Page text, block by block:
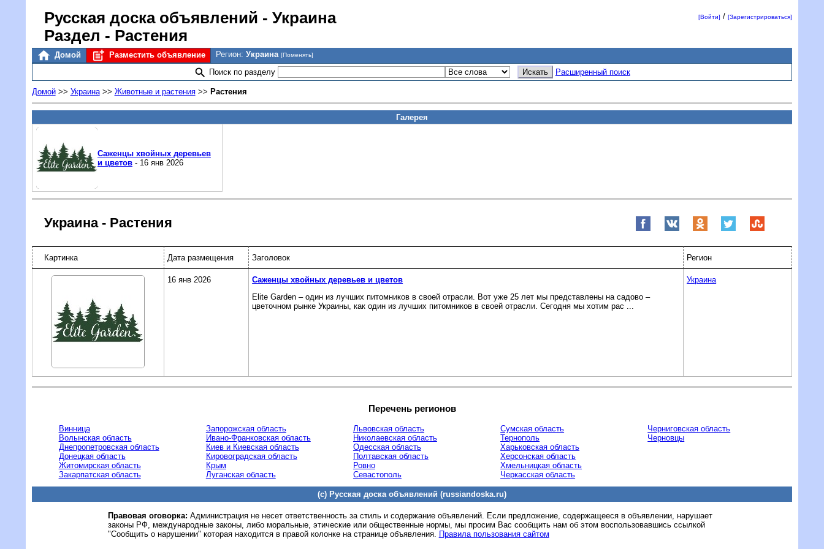
Русская доска объявлений - Украина
Раздел - Растения
[Войти] /[Зарегистрироваться]
Домой Разместить объявление Регион: Украина [Поменять]
Поиск по разделу Расширенный поиск
Домой>> Украина>> Животные и растения>> Растения
Галерея
Саженцы хвойных деревьев
и цветов- 16 янв 2026
Украина - Растения
Картинка Дата размещения Заголовок Регион
16 янв 2026
Саженцы хвойных деревьев и цветов
Elite Garden – один из лучших питомников в своей отрасли. Вот уже 25 лет мы представлены на садово –
цветочном рынке Украины, как один из лучших питомников в своей отрасли. Сегодня мы хотим рас ...
Украина
Перечень регионов
Винница
Волынская область
Днепропетровская область
Донецкая область
Житомирская область
Закарпатская область
Запорожская область
Ивано-Франковская область
Киев и Киевская область
Кировоградская область
Крым
Луганская область
Львовская область
Николаевская область
Одесская область
Полтавская область
Ровно
Севастополь
Сумская область
Тернополь
Харьковская область
Херсонская область
Хмельницкая область
Черкасская область
Черниговская область
Черновцы
(c) Русская доска объявлений (russiandoska.ru)
Правовая оговорка: Администрация не несет ответственность за стиль и содержание объявлений. Если предложение, содержащееся в объявлении, нарушает
законы РФ, международные законы, либо моральные, этические или общественные нормы, мы просим Вас сообщить нам об этом воспользовавшись ссылкой
"Сообщить о нарушении" которая находится в правой колонке на странице объявления. Правила пользования сайтом